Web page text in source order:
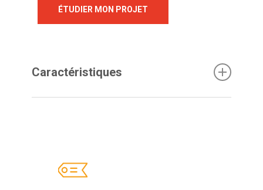
ÉTUDIER MON PROJET
Caractéristiques
Le poêle à bois Lilli